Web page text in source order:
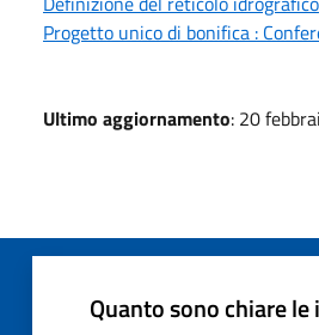
Progetto unico di bonifica :
Ultimo aggiornamento: 20
Quanto sono chiare